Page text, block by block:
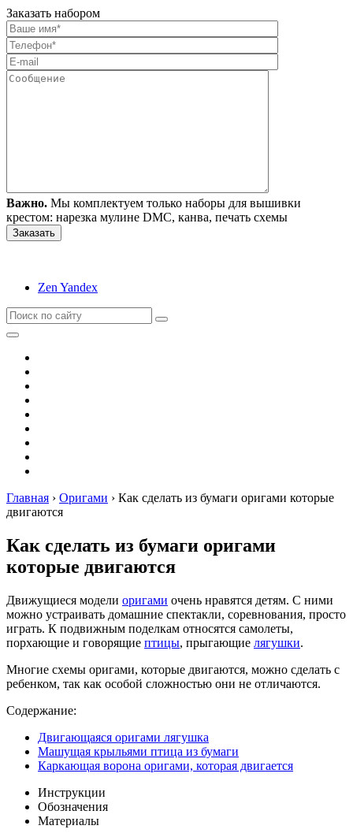
Заказать набором
Важно. Мы комплектуем только наборы для вышивки
крестом: нарезка мулине DMC, канва, печать схемы
Zen Yandex
Главная › Оригами › Как сделать из бумаги оригами которые
двигаются
Как сделать из бумаги оригами
которые двигаются
Движущиеся модели оригами очень нравятся детям. С ними
можно устраивать домашние спектакли, соревнования, просто
играть. К подвижным поделкам относятся самолеты,
порхающие и говорящие птицы, прыгающие лягушки.
Многие схемы оригами, которые двигаются, можно сделать с
ребенком, так как особой сложностью они не отличаются.
Содержание:
Двигающаяся оригами лягушка
Машущая крыльями птица из бумаги
Каркающая ворона оригами, которая двигается
Инструкции
Обозначения
Материалы